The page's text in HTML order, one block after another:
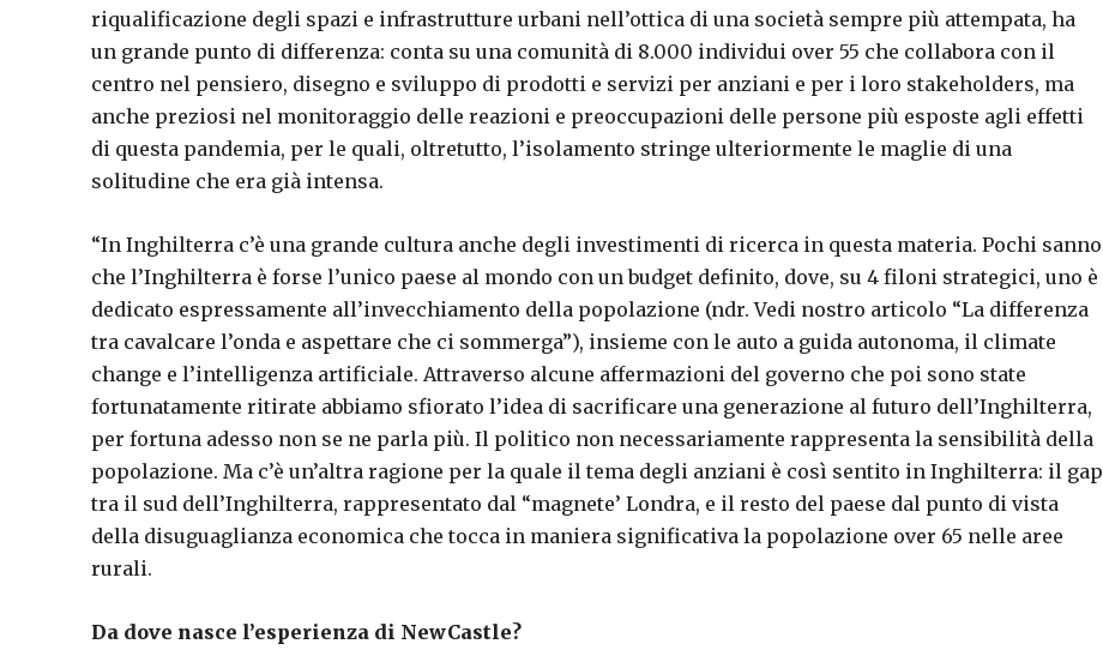
riqualificazione degli spazi e infrastrutture urbani nell’ottica di una società sempre più attempata, ha
un grande punto di differenza: conta su una comunità di 8.000 individui over 55 che collabora con il
centro nel pensiero, disegno e sviluppo di prodotti e servizi per anziani e per i loro stakeholders, ma
anche preziosi nel monitoraggio delle reazioni e preoccupazioni delle persone più esposte agli effetti
di questa pandemia, per le quali, oltretutto, l’isolamento stringe ulteriormente le maglie di una
solitudine che era già intensa.
“In Inghilterra c’è una grande cultura anche degli investimenti di ricerca in questa materia. Pochi sanno
che l’Inghilterra è forse l’unico paese al mondo con un budget definito, dove, su 4 filoni strategici, uno è
dedicato espressamente all’invecchiamento della popolazione (ndr. Vedi nostro articolo “La differenza
tra cavalcare l’onda e aspettare che ci sommerga”), insieme con le auto a guida autonoma, il climate
change e l’intelligenza artificiale. Attraverso alcune affermazioni del governo che poi sono state
fortunatamente ritirate abbiamo sfiorato l’idea di sacrificare una generazione al futuro dell’Inghilterra,
per fortuna adesso non se ne parla più. Il politico non necessariamente rappresenta la sensibilità della
popolazione. Ma c’è un’altra ragione per la quale il tema degli anziani è così sentito in Inghilterra: il gap
tra il sud dell’Inghilterra, rappresentato dal “magnete’ Londra, e il resto del paese dal punto di vista
della disuguaglianza economica che tocca in maniera significativa la popolazione over 65 nelle aree
rurali.
Da dove nasce l’esperienza di NewCastle?